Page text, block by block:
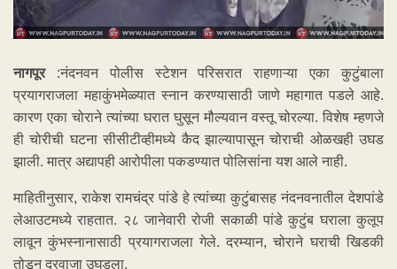
नागपूर :नंदनवन पोलीस स्टेशन परिसरात राहणाऱ्या एका कुटुंबाला
प्रयागराजला महाकुंभमेळ्यात स्नान करण्यासाठी जाणे महागात पडले आहे.
कारण एका चोराने त्यांच्या घरात घुसून मौल्यवान वस्तू चोरल्या. विशेष म्हणजे
ही चोरीची घटना सीसीटीव्हीमध्ये कैद झाल्यापासून चोराची ओळखही उघड
झाली. मात्र अद्यापही आरोपीला पकडण्यात पोलिसांना यश आले नाही.
माहितीनुसार, राकेश रामचंद्र पांडे हे त्यांच्या कुटुंबासह नंदनवनातील देशपांडे
लेआउटमध्ये राहतात. २८ जानेवारी रोजी सकाळी पांडे कुटुंब घराला कुलूप
लावून कुंभस्नानासाठी प्रयागराजला गेले. दरम्यान, चोराने घराची खिडकी
तोडून दरवाजा उघडला.